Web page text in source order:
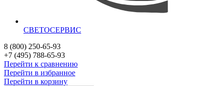
СВЕТОСЕРВИС
8 (800) 250-65-93
+7 (495) 788-65-93
Перейти к сравнению
Перейти в избранное
Перейти в корзину